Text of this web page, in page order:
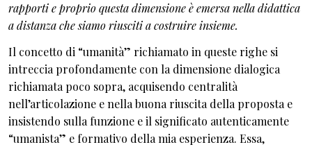
rapporti e proprio questa dimensione è emersa nella didattica
a distanza che siamo riusciti a costruire insieme.
Il concetto di “umanità” richiamato in queste righe si
intreccia profondamente con la dimensione dialogica
richiamata poco sopra, acquisendo centralità
nell’articolazione e nella buona riuscita della proposta e
insistendo sulla funzione e il significato autenticamente
“umanista” e formativo della mia esperienza. Essa,